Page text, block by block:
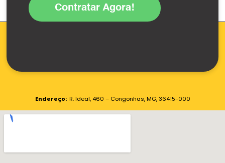
Contratar Agora!
Endereço: R. Ideal, 460 – Congonhas, MG, 36415-000